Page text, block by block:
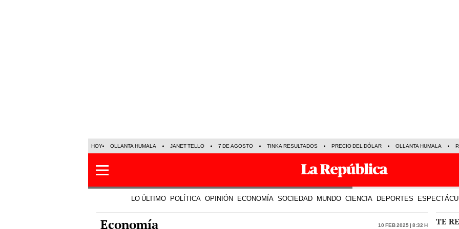
LO ÚLTIMO POLÍTICA OPINIÓN ECONOMÍA SOCIEDAD MUNDO CIENCIA DEPORTES
Economía 10 Feb 2025 | 8:32 h TE